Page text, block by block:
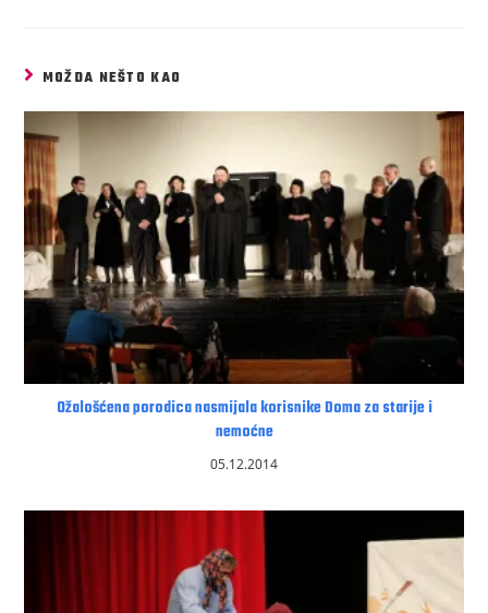
MOŽDA NEŠTO KAO
Ožalošćena porodica nasmijala korisnike Doma za starije i
nemoćne
05.12.2014